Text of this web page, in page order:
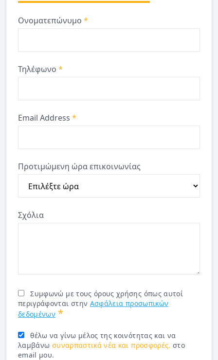
Ονοματεπώνυμο *
Τηλέφωνο *
Email Address *
Προτιμώμενη ώρα επικοινωνίας
Σχόλια
Συμφωνώ με τους όρους χρήσης όπως αυτοί
περιγράφονται στην Ασφάλεια προσωπικών
δεδομένων *
θέλω να γίνω μέλος της κοινότητας και να
λαμβάνω συναρπαστικά νέα και προσφορές. στο
email μου.